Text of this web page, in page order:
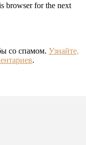
browser for the next
со спамом. Узнайте,
.